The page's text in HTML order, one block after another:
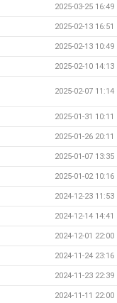
2025-03-25 16:49
2025-02-13 16:51
2025-02-13 10:49
2025-02-10 14:13
2025-02-07 11:14
2025-01-31 10:11
2025-01-26 20:11
2025-01-07 13:35
2025-01-02 10:16
2024-12-23 11:53
2024-12-14 14:41
2024-12-01 22:00
2024-11-24 23:16
2024-11-23 22:39
2024-11-11 22:00